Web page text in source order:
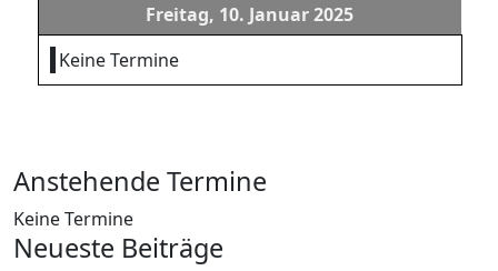
Freitag, 10. Januar 2025
Keine Termine
Anstehende Termine
Keine Termine
Neueste Beiträge